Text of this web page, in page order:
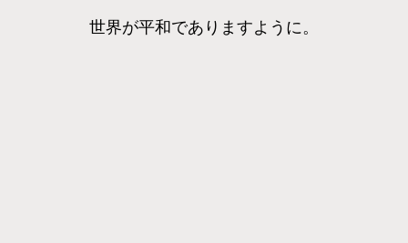
世界が平和でありますように。